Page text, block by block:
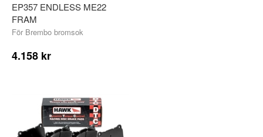
EP357 ENDLESS ME22
FRAM
För Brembo bromsok
4.158 kr